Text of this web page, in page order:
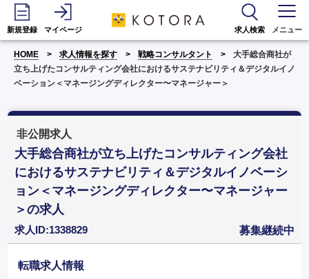
新規登録 マイページ 求人検索 メニュー
HOME 求人情報を探す 戦略コンサルタント
大手総合商社が
立ち上げたコンサルティング会社におけるサステナビリティ＆デジタルイノ
ベーション＜マネージングディレクター〜マネージャー＞
非公開求人
大手総合商社が立ち上げたコンサルティング会社
におけるサステナビリティ＆デジタルイノベーシ
ョン＜マネージングディレクター〜マネージャー
＞の求人
求人ID:1338829 募集継続中
転職求人情報